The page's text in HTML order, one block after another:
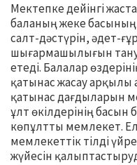
Мектепке дейінгі
баланың жеке
салт-дәстүрін, әдет-
шығармашылығын
етеді. Балалар
қатынас жасау
қатынас дағдыларын
ұлт өкілдерінің
көпұлтты мемлекет.
мемлекеттік тілді
жүйесін